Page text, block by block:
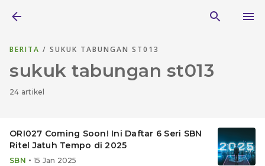
BERITA / SUKUK TABUNGAN ST013
sukuk tabungan st013
24 artikel
ORI027 Coming Soon! Ini Daftar 6 Seri SBN
Ritel Jatuh Tempo di 2025
SBN • 15 Jan 2025